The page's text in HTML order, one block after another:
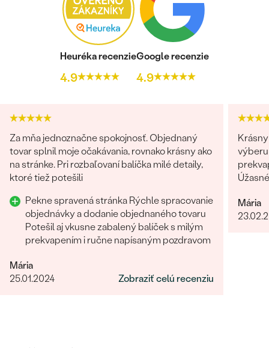
Heuréka recenzie
4.9
Google recenzie
4.9
Za mňa jednoznačne spokojnosť. Objednaný
tovar splnil moje očakávania, rovnako krásny ako
na stránke. Pri rozbaľovaní balíčka milé detaily,
ktoré tiež potešili
Pekne spravená stránka Rýchle spracovanie
objednávky a dodanie objednaného tovaru
Potešil aj vkusne zabalený balíček s milým
prekvapením i ručne napísaným pozdravom
Mária
25.01.2024
Zobraziť celú recenziu
výberu
Mária